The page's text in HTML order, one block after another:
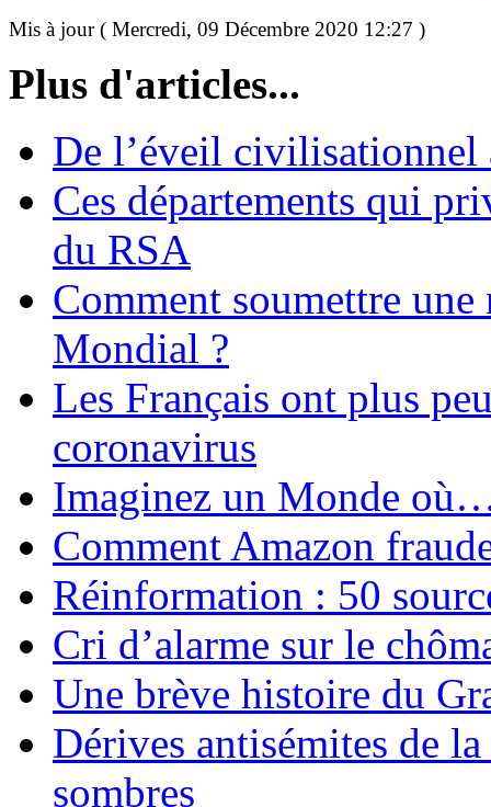
Mis à jour ( Mercredi, 09 Décembre 2020 12:27 )
Plus d'articles...
De l’éveil
Ces départements qui
du RSA
Comment soumettre
Mondial ?
Les Français ont plus
coronavirus
Imaginez un Monde
Comment Amazon
Réinformation : 50
Cri d’alarme sur le
Une brève histoire du
Dérives antisémites de
sombres